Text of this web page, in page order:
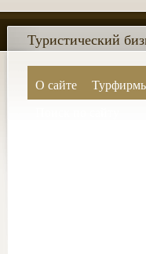
О сайте
Туристический